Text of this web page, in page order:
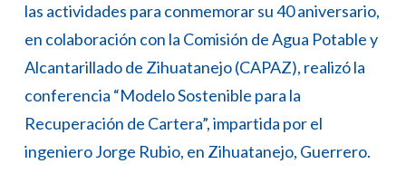
las actividades para conmemorar su 40 aniversario,
en colaboración con la Comisión de Agua Potable y
Alcantarillado de Zihuatanejo (CAPAZ), realizó la
conferencia “Modelo Sostenible para la
Recuperación de Cartera”, impartida por el
ingeniero Jorge Rubio, en Zihuatanejo, Guerrero.